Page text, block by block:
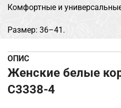
Комфортные и
Размер: 36–41.
ОПИС
Женские белые
C3338-4